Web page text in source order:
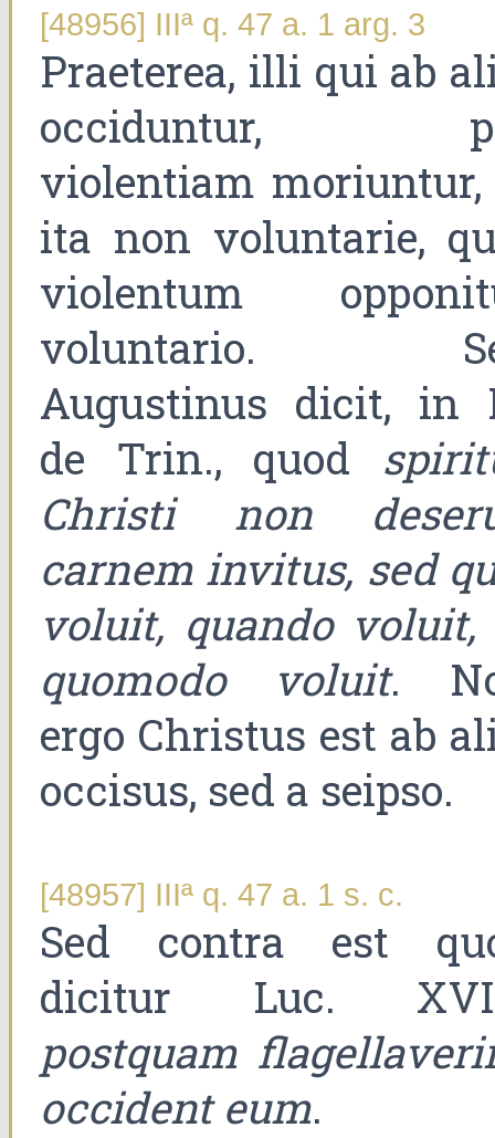
[48956] IIIª q. 47 a. 1 arg. 3
Praeterea, illi qui ab
occiduntur,
violentiam moriuntur,
ita non voluntarie,
violentum
voluntario.
Augustinus dicit, in
de Trin., quod
Christi non
carnem invitus, sed
voluit, quando voluit,
quomodo voluit.
ergo Christus est ab
occisus, sed a seipso.
[48957] IIIª q. 47 a. 1 s. c.
Sed contra est
dicitur Luc.
postquam
occident eum.